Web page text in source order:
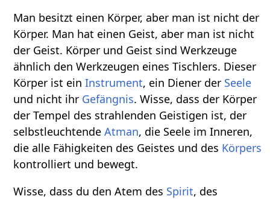
Man besitzt einen Körper, aber man ist nicht der
Körper. Man hat einen Geist, aber man ist nicht
der Geist. Körper und Geist sind Werkzeuge
ähnlich den Werkzeugen eines Tischlers. Dieser
Körper ist einInstrument, ein Diener der Seele
und nicht ihr Gefängnis. Wisse, dass der Körper
der Tempel des strahlenden Geistigen ist, der
selbstleuchtendeAtman, die Seele im Inneren,
die alle Fähigkeiten des Geistes und des Körpers
kontrolliert und bewegt.
Wisse, dass du den Atem des Spirit, des